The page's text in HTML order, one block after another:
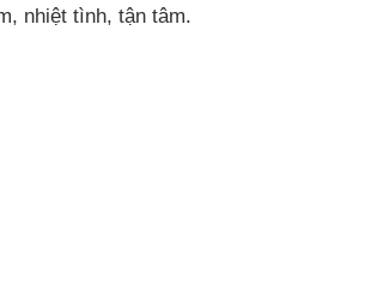
nhiệt tình, tận tâm.